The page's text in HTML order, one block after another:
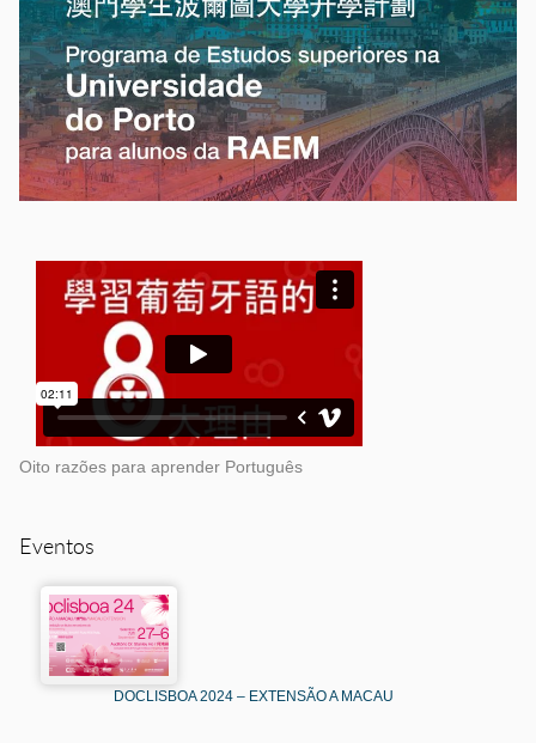
Oito razões para aprender Português
Eventos
DOCLISBOA 2024 – EXTENSÃO A MACAU